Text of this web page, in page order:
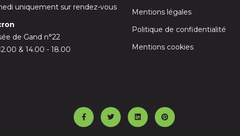
uniquement sur rendez-vous
de Gand n°22
& 14.00 - 18.00
Mentions légales
Politique de confidentialité
Mentions cookies